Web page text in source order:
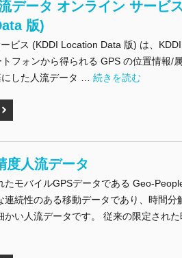
データ オンライン サービ
版)
ビス (KDDI Location Data 版) は、
フォンから得られる GPS の位置情報/
した人流データ …"Online Suite：人流
続きを読む
度人流データ
モバイルGPSデータである Geo-People
連続性のある移動データであり、時間分
かい人流データです。 従来の限定され
精度人流データ" の